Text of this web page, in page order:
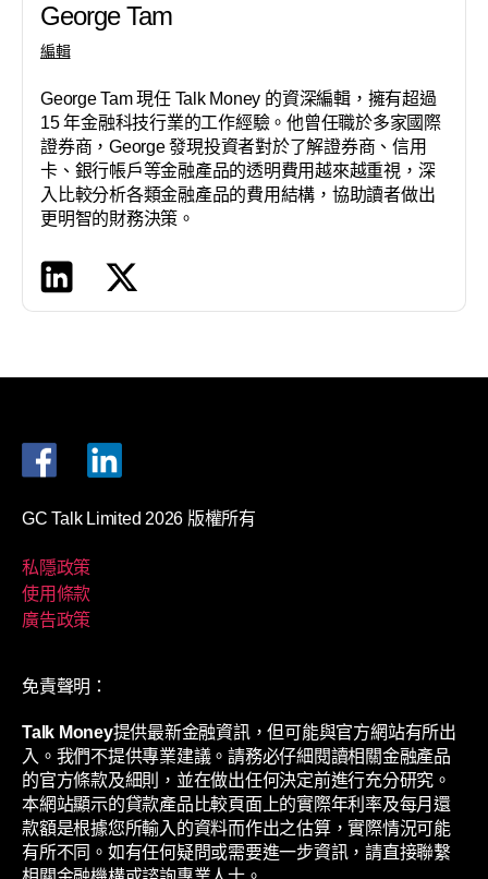
George Tam
編輯
George Tam 現任 Talk Money 的資深編輯，擁有超過
15 年金融科技行業的工作經驗。他曾任職於多家國際
證券商，George 發現投資者對於了解證券商、信用
卡、銀行帳戶等金融產品的透明費用越來越重視，深
入比較分析各類金融產品的費用結構，協助讀者做出
更明智的財務決策。
GC Talk Limited 2026 版權所有
私隱政策
使用條款
廣告政策
免責聲明：
Talk Money提供最新金融資訊，但可能與官方網站有所出
入。我們不提供專業建議。請務必仔細閱讀相關金融產品
的官方條款及細則，並在做出任何決定前進行充分研究。
本網站顯示的貸款產品比較頁面上的實際年利率及每月還
款額是根據您所輸入的資料而作出之估算，實際情況可能
有所不同。如有任何疑問或需要進一步資訊，請直接聯繫